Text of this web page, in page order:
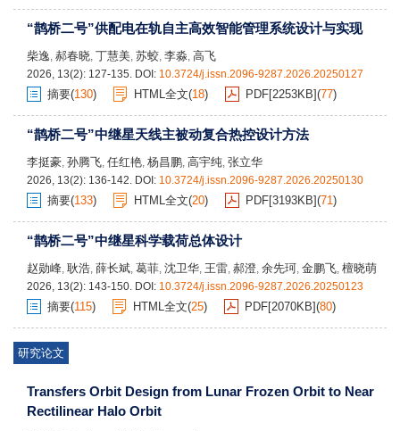
“鹊桥二号”供配电在轨自主高效智能管理系统设计与实现
柴逸, 郝春晓, 丁慧美, 苏蛟, 李淼, 高飞
2026, 13(2): 127-135. DOI: 10.3724/j.issn.2096-9287.2026.20250127
摘要(130) HTML全文(18) PDF[2253KB](77)
“鹊桥二号”中继星天线主被动复合热控设计方法
李挺豪, 孙腾飞, 任红艳, 杨昌鹏, 高宇纯, 张立华
2026, 13(2): 136-142. DOI: 10.3724/j.issn.2096-9287.2026.20250130
摘要(133) HTML全文(20) PDF[3193KB](71)
“鹊桥二号”中继星科学载荷总体设计
赵勋峰, 耿浩, 薛长斌, 葛菲, 沈卫华, 王雷, 郝澄, 余先珂, 金鹏飞, 檀晓萌
2026, 13(2): 143-150. DOI: 10.3724/j.issn.2096-9287.2026.20250123
摘要(115) HTML全文(25) PDF[2070KB](80)
研究论文
Transfers Orbit Design from Lunar Frozen Orbit to Near
Rectilinear Halo Orbit